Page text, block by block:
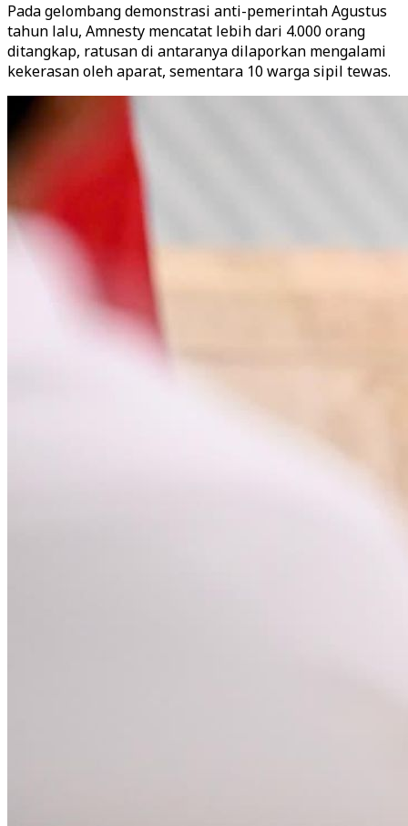
Pada gelombang demonstrasi anti-pemerintah Agustus
tahun lalu, Amnesty mencatat lebih dari 4.000 orang
ditangkap, ratusan di antaranya dilaporkan mengalami
kekerasan oleh aparat, sementara 10 warga sipil tewas.